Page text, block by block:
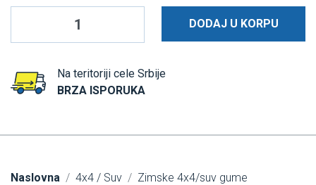
DODAJ U KORPU
Na teritoriji cele Srbije
BRZA ISPORUKA
Naslovna 4x4 / Suv
Zimske 4x4/suv gume